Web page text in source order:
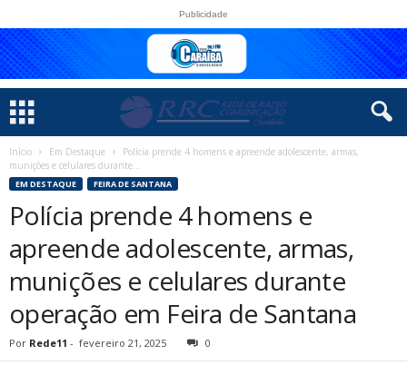
Publicidade
Início Em Destaque
Polícia prende 4 homens e apreende adolescente, armas,
munições e celulares durante...
EM DESTAQUE FEIRA DE SANTANA
Polícia prende 4 homens e
apreende adolescente, armas,
munições e celulares durante
operação em Feira de Santana
Por Rede11 - fevereiro 21, 2025 0